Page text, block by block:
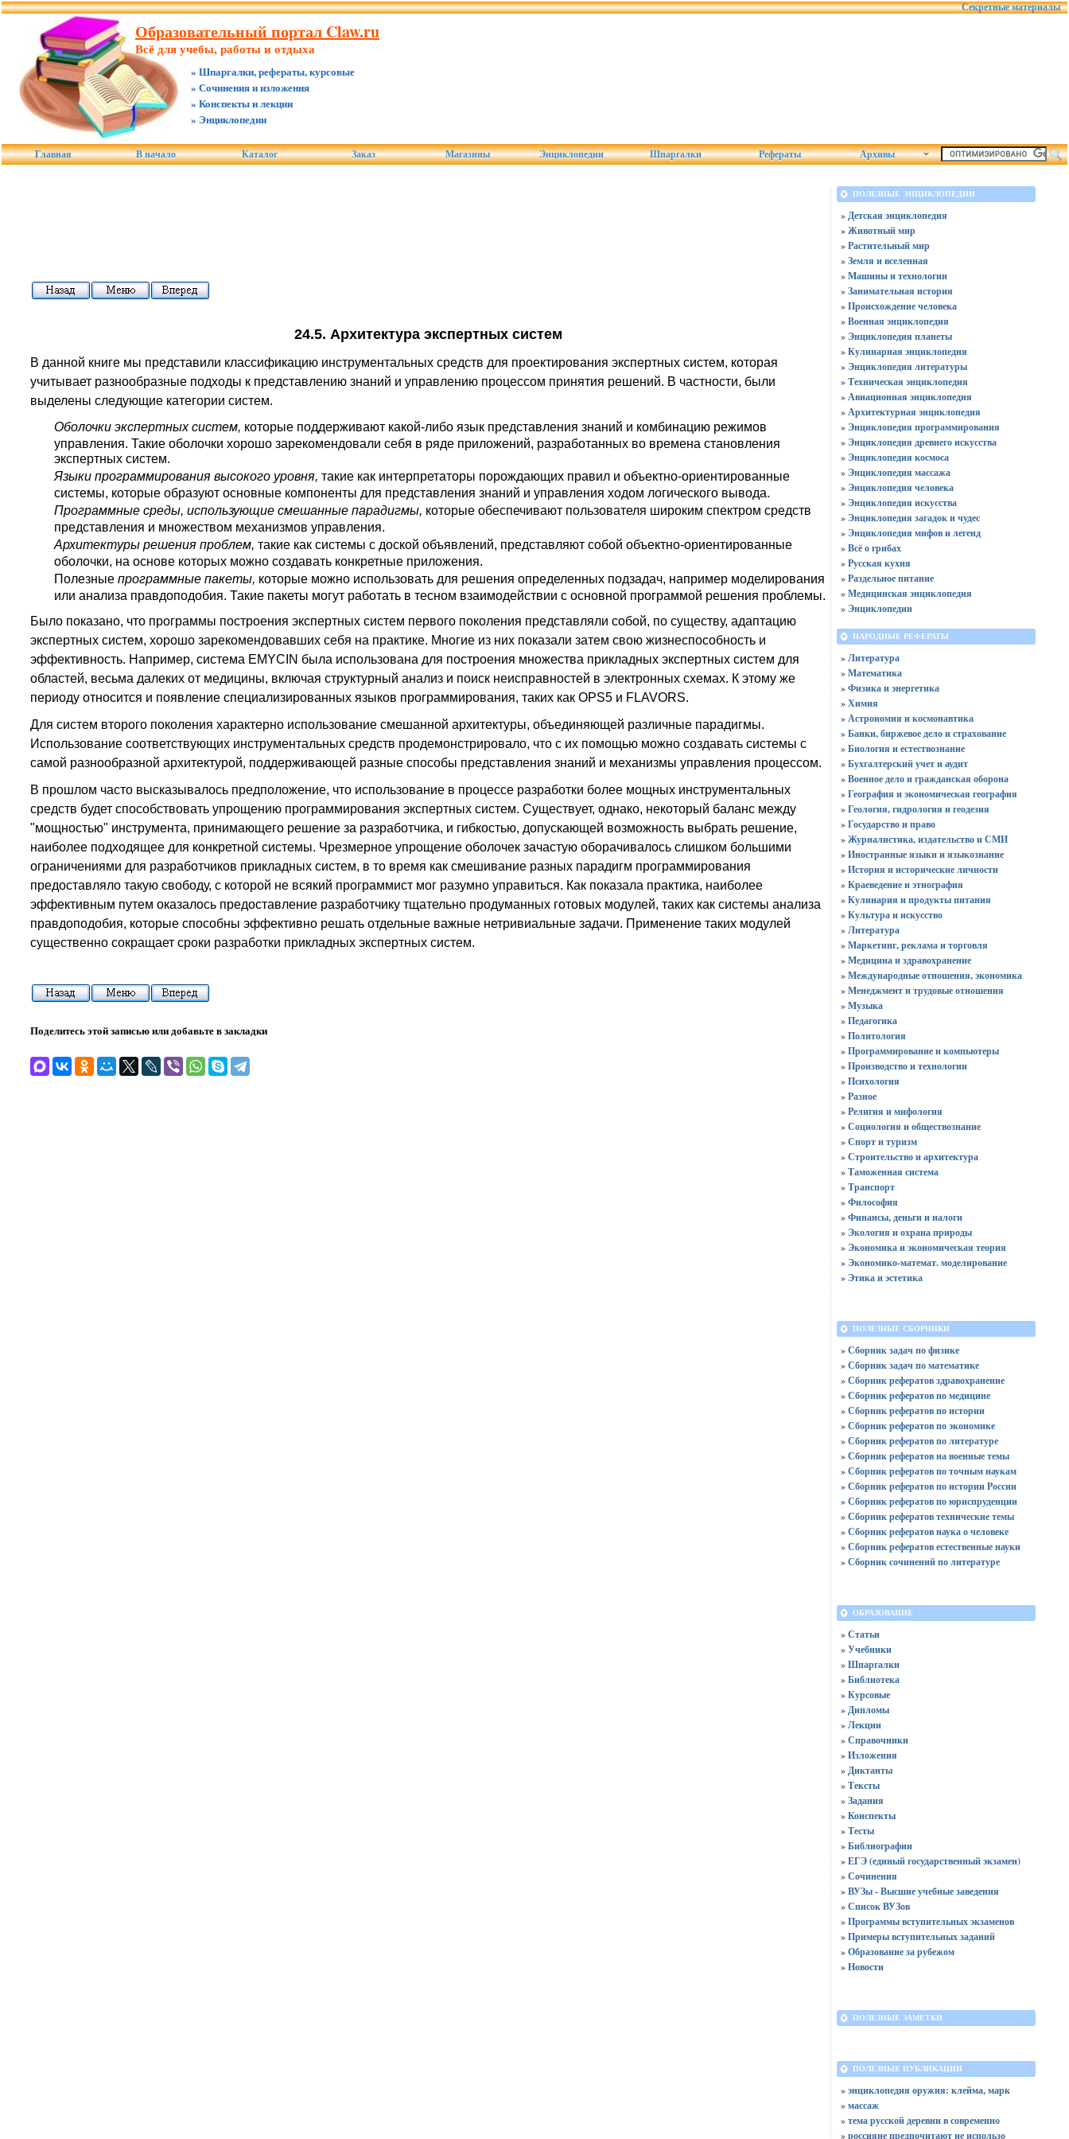
Секретные материалы
Образовательный портал Claw.ru
Всё для учебы, работы и отдыха
» Шпаргалки, рефераты, курсовые
» Сочинения и изложения
» Конспекты и лекции
» Энциклопедии
Главная В начало Каталог Заказ Магазины Энциклопедии Шпаргалки Рефераты Архивы
24.5. Архитектура экспертных систем
В данной книге мы представили классификацию инструментальных средств для проектирования экспертных систем, которая
учитывает разнообразные подходы к представлению знаний и управлению процессом принятия решений. В частности, были
выделены следующие категории систем.
Оболочки экспертных систем, которые поддерживают какой-либо язык представления знаний и комбинацию режимов
управления. Такие оболочки хорошо зарекомендовали себя в ряде приложений, разработанных во времена становления
экспертных систем.
Языки программирования высокого уровня, такие как интерпретаторы порождающих правил и объектно-ориентированные
системы, которые образуют основные компоненты для представления знаний и управления ходом логического вывода.
Программные среды, использующие смешанные парадигмы, которые обеспечивают пользователя широким спектром средств
представления и множеством механизмов управления.
Архитектуры решения проблем, такие как системы с доской объявлений, представляют собой объектно-ориентированные
оболочки, на основе которых можно создавать конкретные приложения.
Полезные программные пакеты, которые можно использовать для решения определенных подзадач, например моделирования
или анализа правдоподобия. Такие пакеты могут работать в тесном взаимодействии с основной программой решения проблемы.
Было показано, что программы построения экспертных систем первого поколения представляли собой, по существу, адаптацию
экспертных систем, хорошо зарекомендовавших себя на практике. Многие из них показали затем свою жизнеспособность и
эффективность. Например, система EMYCIN была использована для построения множества прикладных экспертных систем для
областей, весьма далеких от медицины, включая структурный анализ и поиск неисправностей в электронных схемах. К этому же
периоду относится и появление специализированных языков программирования, таких как OPS5 и FLAVORS.
Для систем второго поколения характерно использование смешанной архитектуры, объединяющей различные парадигмы.
Использование соответствующих инструментальных средств продемонстрировало, что с их помощью можно создавать системы с
самой разнообразной архитектурой, поддерживающей разные способы представления знаний и механизмы управления процессом.
В прошлом часто высказывалось предположение, что использование в процессе разработки более мощных инструментальных
средств будет способствовать упрощению программирования экспертных систем. Существует, однако, некоторый баланс между
"мощностью" инструмента, принимающего решение за разработчика, и гибкостью, допускающей возможность выбрать решение,
наиболее подходящее для конкретной системы. Чрезмерное упрощение оболочек зачастую оборачивалось слишком большими
ограничениями для разработчиков прикладных систем, в то время как смешивание разных парадигм программирования
предоставляло такую свободу, с которой не всякий программист мог разумно управиться. Как показала практика, наиболее
эффективным путем оказалось предоставление разработчику тщательно продуманных готовых модулей, таких как системы анализа
правдоподобия, которые способны эффективно решать отдельные важные нетривиальные задачи. Применение таких модулей
существенно сокращает сроки разработки прикладных экспертных систем.
Поделитесь этой записью или добавьте в закладки
ПОЛЕЗНЫЕ ЭНЦИКЛОПЕДИИ
» Детская энциклопедия
» Животный мир
» Растительный мир
» Земля и вселенная
» Машины и технологии
» Занимательная история
» Происхождение человека
» Военная энциклопедия
» Энциклопедия планеты
» Кулинарная энциклопедия
» Энциклопедия литературы
» Техническая энциклопедия
» Авиационная энциклопедия
» Архитектурная энциклопедия
» Энциклопедия программирования
» Энциклопедия древнего искусства
» Энциклопедия космоса
» Энциклопедия массажа
» Энциклопедия человека
» Энциклопедия искусства
» Энциклопедия загадок и чудес
» Энциклопедия мифов и легенд
» Всё о грибах
» Русская кухня
» Раздельное питание
» Медицинская энциклопедия
» Энциклопедии
НАРОДНЫЕ РЕФЕРАТЫ
» Литература
» Математика
» Физика и энергетика
» Химия
» Астрономия и космонавтика
» Банки, биржевое дело и страхование
» Биология и естествознание
» Бухгалтерский учет и аудит
» Военное дело и гражданская оборона
» География и экономическая география
» Геология, гидрология и геодезия
» Государство и право
» Журналистика, издательство и СМИ
» Иностранные языки и языкознание
» История и исторические личности
» Краеведение и этнография
» Кулинария и продукты питания
» Культура и искусство
» Литература
» Маркетинг, реклама и торговля
» Медицина и здравохранение
» Международные отношения, экономика
» Менеджмент и трудовые отношения
» Музыка
» Педагогика
» Политология
» Программирование и компьютеры
» Производство и технологии
» Психология
» Разное
» Религия и мифология
» Социология и обществознание
» Спорт и туризм
» Строительство и архитектура
» Таможенная система
» Транспорт
» Философия
» Финансы, деньги и налоги
» Экология и охрана природы
» Экономика и экономическая теория
» Экономико-математ. моделирование
» Этика и эстетика
ПОЛЕЗНЫЕ СБОРНИКИ
» Сборник задач по физике
» Сборник задач по математике
» Сборник рефератов здравохранение
» Сборник рефератов по медицине
» Сборник рефератов по истории
» Сборник рефератов по экономике
» Сборник рефератов по литературе
» Сборник рефератов на военные темы
» Сборник рефератов по точным наукам
» Сборник рефератов по истории России
» Сборник рефератов по юриспруденции
» Сборник рефератов технические темы
» Сборник рефератов наука о человеке
» Сборник рефератов естественные науки
» Сборник сочинений по литературе
ОБРАЗОВАНИЕ
» Статьи
» Учебники
» Шпаргалки
» Библиотека
» Курсовые
» Дипломы
» Лекции
» Справочники
» Изложения
» Диктанты
» Тексты
» Задания
» Конспекты
» Тесты
» Библиографии
» ЕГЭ (единый государственный экзамен)
» Сочинения
» ВУЗы - Высшие учебные заведения
» Список ВУЗов
» Программы вступительных экзаменов
» Примеры вступительных заданий
» Образование за рубежом
» Новости
ПОЛЕЗНЫЕ ЗАМЕТКИ
ПОЛЕЗНЫЕ ПУБЛИКАЦИИ
» энциклопедия оружия: клейма, марк
» массаж
» тема русской деревни в современно
» россияне предпочитают не использо